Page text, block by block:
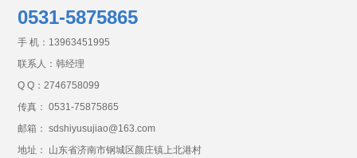
0531-5875865
手 机： 13963451995
联系人：韩经理
Q Q： 2746758099
传真： 0531-75875865
邮箱： sdshiyusujiao@163.com
地址： 山东省济南市钢城区颜庄镇上北港村